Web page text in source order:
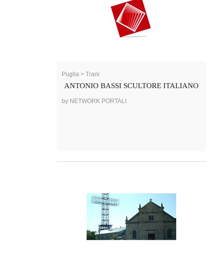
Puglia > Trani
ANTONIO BASSI SCULTORE ITALIANO
by NETWORK PORTALI